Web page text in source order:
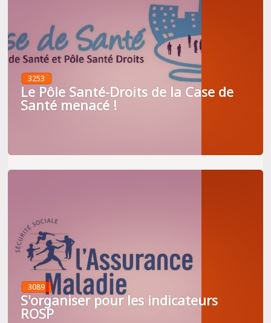
3253
Le Pôle Santé-Droits de la Case de
Santé menacé !
3089
S'organiser pour les indicateurs
ROSP